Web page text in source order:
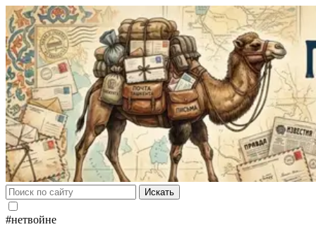
Искать
#нетвойне